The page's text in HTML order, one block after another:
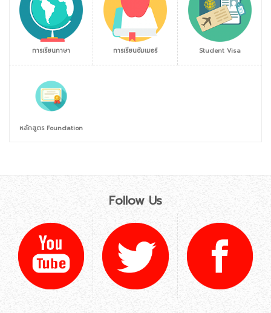
การเรียนภาษา การเรียนซัมเมอร์ Student Visa
หลักสูตร Foundation
Follow Us